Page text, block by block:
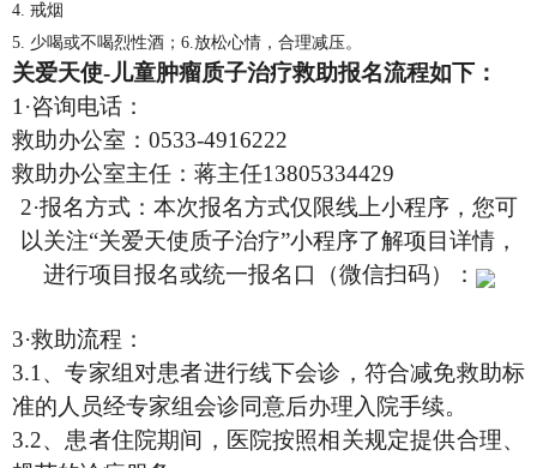
4. 戒烟
5. 少喝或不喝烈性酒； 6.放松心情，合理减压。
关爱天使-儿童肿瘤质子治疗救助报名流程如下：
1 ·咨询电话：
救助办公室： 0533-4916222
救助办公室主任：蒋主任13805334429
2·报名方式：本次报名方式仅限线上小程序，您可
以关注“关爱天使质子治疗”小程序了解项目详情，
进行项目报名或统一报名口（微信扫码）：
3·救助流程：
3.1 、专家组对患者进行线下会诊，符合减免救助标
准的人员经专家组会诊同意后办理入院手续。
3.2、患者住院期间，医院按照相关规定提供合理、